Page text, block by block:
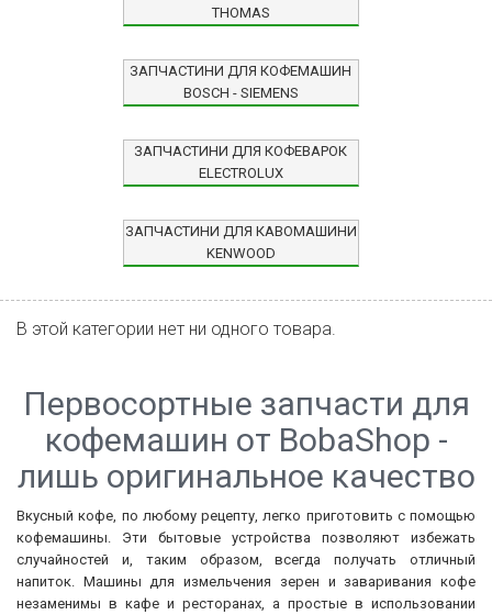
THOMAS
ЗАПЧАСТИНИ ДЛЯ КОФЕМАШИН
BOSCH - SIEMENS
ЗАПЧАСТИНИ ДЛЯ КОФЕВАРОК
ELECTROLUX
ЗАПЧАСТИНИ ДЛЯ КАВОМАШИНИ
KENWOOD
В этой категории нет ни одного товара.
Первосортные запчасти для
кофемашин от BobaShop -
лишь оригинальное качество
Вкусный кофе, по любому рецепту, легко приготовить с помощью
кофемашины. Эти бытовые устройства позволяют избежать
случайностей и, таким образом, всегда получать отличный
напиток. Машины для измельчения зерен и заваривания кофе
незаменимы в кафе и ресторанах, а простые в использовании